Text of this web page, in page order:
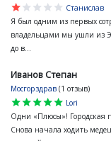
star
star
star
star
star
Станислав
Я был одним из первых
владельцами мы ушли из
до в...
Иванов Степан
Мосгорздрав (1 отзыв)
star
star
star
star
star
Lori
Одни «Плюсы»! Городская
Снова начала ходить